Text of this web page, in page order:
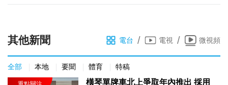
其他新聞 電台 / 電視 / 微視頻
全部 本地 要聞 體育 特稿
橫琴單牌車北上爭取年內推出 採用